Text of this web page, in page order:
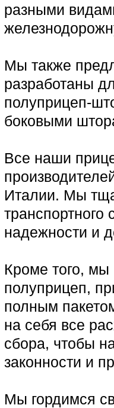
разными
Мы также
разработаны
полуприцеп-
боковыми
Все наши
Италии. Мы
транспортного
надежности и
Кроме того, мы
полуприцеп,
полным
на себя все
сбора, чтобы
законности и
Мы гордимся